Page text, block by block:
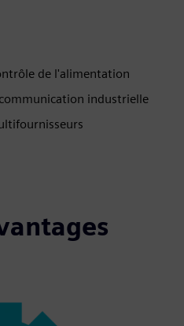
de l'alimentation
industrielle